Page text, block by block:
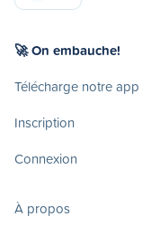
🚀 On embauche!
Télécharge notre app
Inscription
Connexion
À propos